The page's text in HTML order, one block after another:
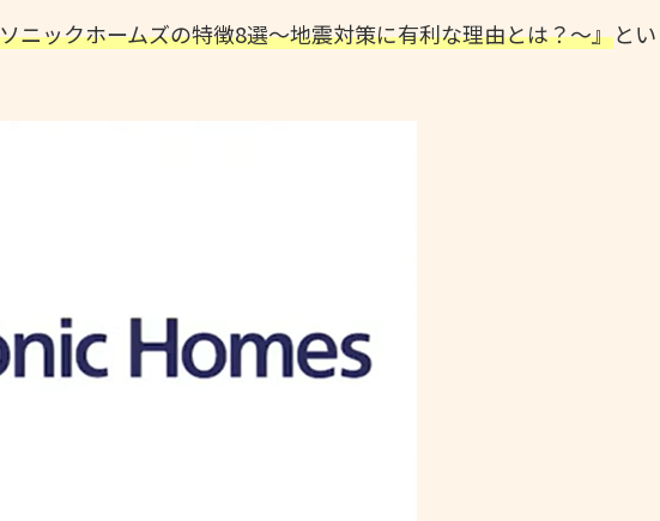
ニックホームズの特徴8選～地震対策に有利な理由とは？～』とい